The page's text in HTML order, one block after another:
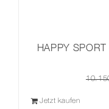
HAPPY
Jetzt kaufen